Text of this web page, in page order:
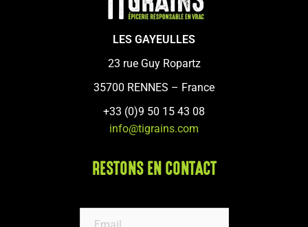
LES GAYEULLES
23 rue Guy Ropartz
35700 RENNES – France
+33 (0)9 50 15 43 08
info@tigrains.com
RESTONS EN CONTACT